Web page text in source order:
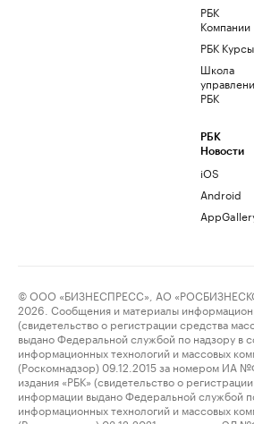
РБК
Компании
РБК Курсы
Школа
РБК
РБК
Новости
iOS
Android
© ООО «БИЗНЕСПРЕСС», АО
2026. Сообщения и материалы
(свидетельство о регистрации средства
выдано Федеральной службой по надзору в
информационных технологий и массовых
(Роскомнадзор) 09.12.2015 за номером ИА
издания «РБК» (свидетельство о
информации выдано Федеральной службой
информационных технологий и массовых